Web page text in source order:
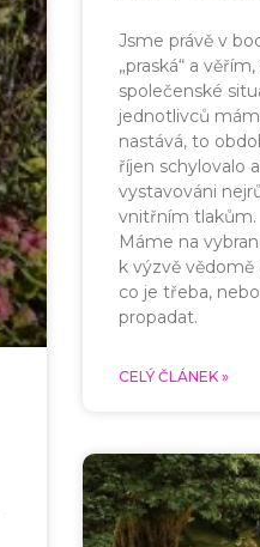
Jsme právě v
„praská“ a
společenské
jednotlivců
nastává, to
říjen schylovalo
vystavováni
vnitřním tlakům.
Máme na
k výzvě
co je třeba,
propadat.
CELÝ ČLÁNEK »